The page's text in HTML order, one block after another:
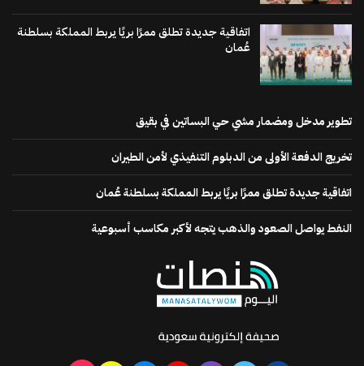
اتفاقية جديدة تطلق ممرًا بريًا يربط المملكة بسلطنة
عُمان
تطوير مدخل ومضمار مشي حي البساتين في بقيق
تخريج الدفعة الأولى من الدبلوم التنفيذي لأمن الطيران
اتفاقية جديدة تطلق ممرًا بريًا يربط المملكة بسلطنة عُمان
النفط يواصل الصعود والذهب يتجه لأكبر مكاسب أسبوعية